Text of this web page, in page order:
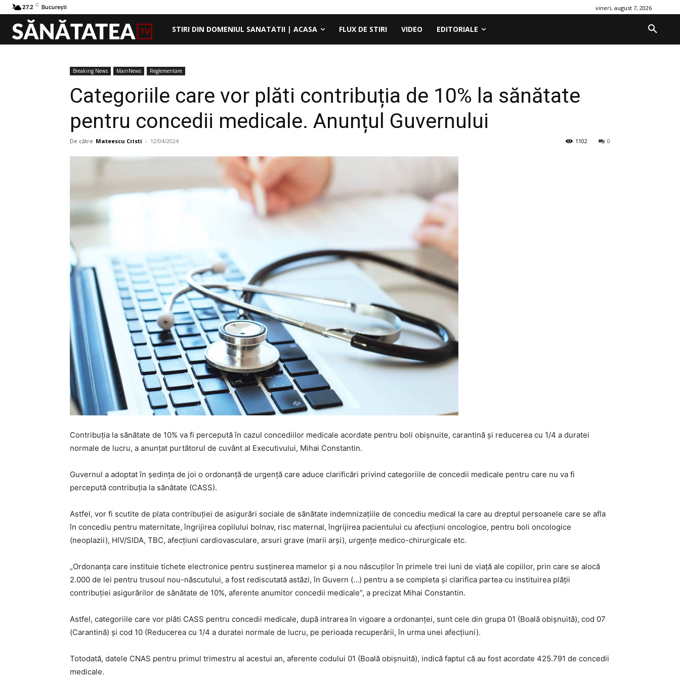
27.2 C București vineri, august 7, 2026
STIRI DIN DOMENIUL SANATATII | ACASA FLUX DE STIRI VIDEO EDITORIALE
Breaking News MainNews Reglementare
Categoriile care vor plăti contribuția de 10% la sănătate
pentru concedii medicale. Anunțul Guvernului
De către Mateescu Cristi - 12/04/2024 0
1102
Contribuţia la sănătate de 10% va fi percepută în cazul concediilor medicale acordate pentru boli obişnuite, carantină şi reducerea cu 1/4 a duratei
normale de lucru, a anunţat purtătorul de cuvânt al Executivului, Mihai Constantin.
Guvernul a adoptat în şedinţa de joi o ordonanţă de urgenţă care aduce clarificări privind categoriile de concedii medicale pentru care nu va fi
percepută contribuţia la sănătate (CASS).
Astfel, vor fi scutite de plata contribuţiei de asigurări sociale de sănătate indemnizaţiile de concediu medical la care au dreptul persoanele care se afla
în concediu pentru maternitate, îngrijirea copilului bolnav, risc maternal, îngrijirea pacientului cu afecţiuni oncologice, pentru boli oncologice
(neoplazii), HIV/SIDA, TBC, afecţiuni cardiovasculare, arsuri grave (marii arşi), urgenţe medico-chirurgicale etc.
„Ordonanţa care instituie tichete electronice pentru susţinerea mamelor şi a nou născuţilor în primele trei luni de viaţă ale copiilor, prin care se alocă
2.000 de lei pentru trusoul nou-născutului, a fost rediscutată astăzi, în Guvern (…) pentru a se completa şi clarifica partea cu instituirea plăţii
contribuţiei asigurărilor de sănătate de 10%, aferente anumitor concedii medicale”, a precizat Mihai Constantin.
Astfel, categoriile care vor plăti CASS pentru concedii medicale, după intrarea în vigoare a ordonanţei, sunt cele din grupa 01 (Boală obişnuită), cod 07
(Carantină) şi cod 10 (Reducerea cu 1/4 a duratei normale de lucru, pe perioada recuperării, în urma unei afecţiuni).
Totodată, datele CNAS pentru primul trimestru al acestui an, aferente codului 01 (Boală obişnuită), indică faptul că au fost acordate 425.791 de concedii
medicale.